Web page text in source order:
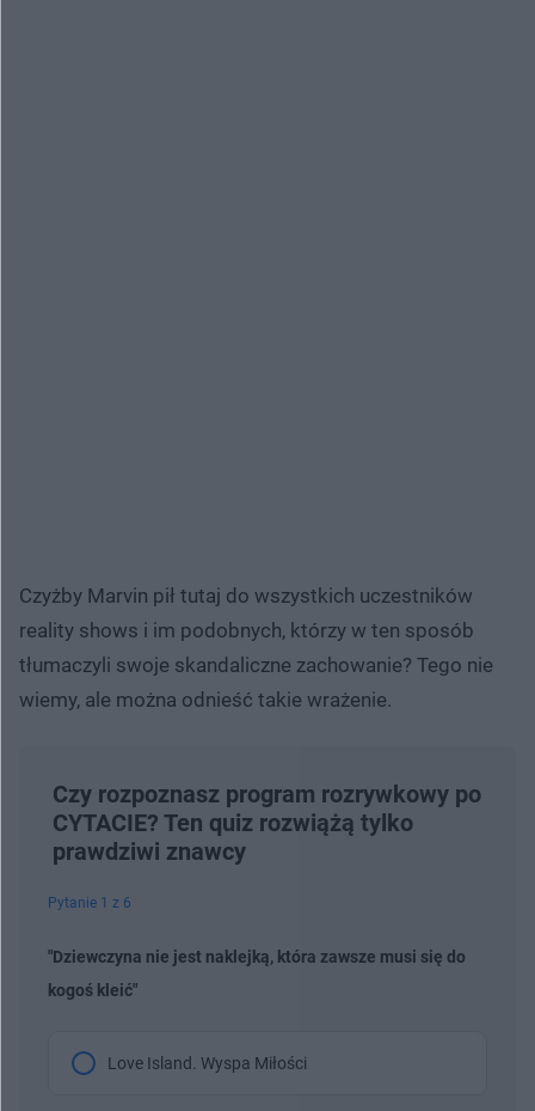
Czyżby Marvin pił tutaj do wszystkich uczestników
reality shows i im podobnych, którzy w ten sposób
tłumaczyli swoje skandaliczne zachowanie? Tego nie
wiemy, ale można odnieść takie wrażenie.
Czy rozpoznasz program rozrywkowy po
CYTACIE? Ten quiz rozwiążą tylko
prawdziwi znawcy
Pytanie 1 z 6
"Dziewczyna nie jest naklejką, która zawsze musi się do
kogoś kleić"
Love Island. Wyspa Miłości